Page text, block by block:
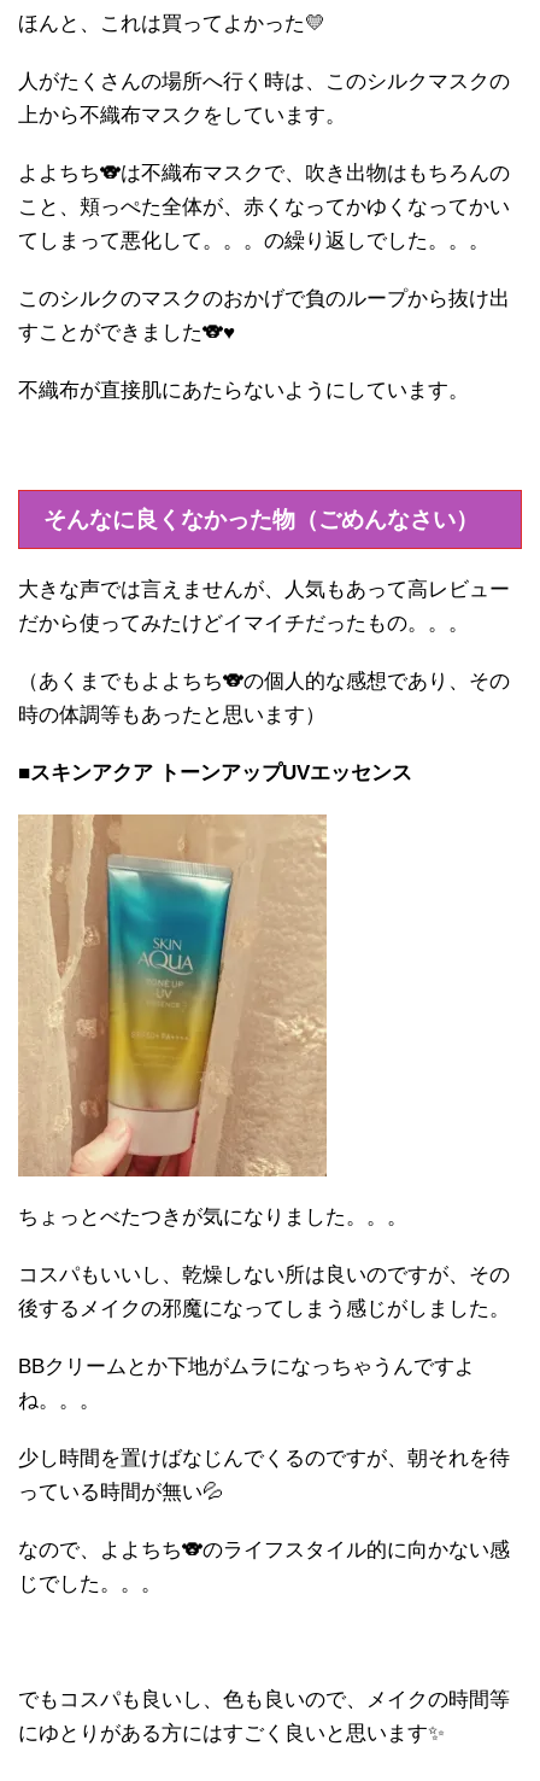
ほんと、これは買ってよかった💛
人がたくさんの場所へ行く時は、このシルクマスクの
上から不織布マスクをしています。
よよちち🐨は不織布マスクで、吹き出物はもちろんの
こと、頬っぺた全体が、赤くなってかゆくなってかい
てしまって悪化して。。。の繰り返しでした。。。
このシルクのマスクのおかげで負のループから抜け出
すことができました🐨♥
不織布が直接肌にあたらないようにしています。
そんなに良くなかった物（ごめんなさい）
大きな声では言えませんが、人気もあって高レビュー
だから使ってみたけどイマイチだったもの。。。
（あくまでもよよちち🐨の個人的な感想であり、その
時の体調等もあったと思います）
■スキンアクア トーンアップUVエッセンス
ちょっとべたつきが気になりました。。。
コスパもいいし、乾燥しない所は良いのですが、その
後するメイクの邪魔になってしまう感じがしました。
BBクリームとか下地がムラになっちゃうんですよ
ね。。。
少し時間を置けばなじんでくるのですが、朝それを待
っている時間が無い💦
なので、よよちち🐨のライフスタイル的に向かない感
じでした。。。
でもコスパも良いし、色も良いので、メイクの時間等
にゆとりがある方にはすごく良いと思います✨